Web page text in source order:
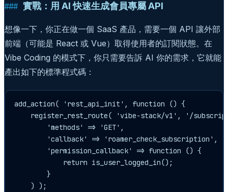
實戰：用 AI 快速生成會員專屬 API
想像一下，你正在做一個 SaaS 產品，需要一個 API 讓外部
前端（可能是 React 或 Vue）取得使用者的訂閱狀態。在
Vibe Coding 的模式下，你只需要告訴 AI 你的需求，它就能
產出如下的標準程式碼：
add_action( 'rest_api_init', function () {
register_rest_route( 'vibe-stack/v1', '/
        'methods' => 'GET',
        'callback' => 'roamer_check_subscription',
        'permission_callback' => function () {
            return is_user_logged_in();
        }
    ) );